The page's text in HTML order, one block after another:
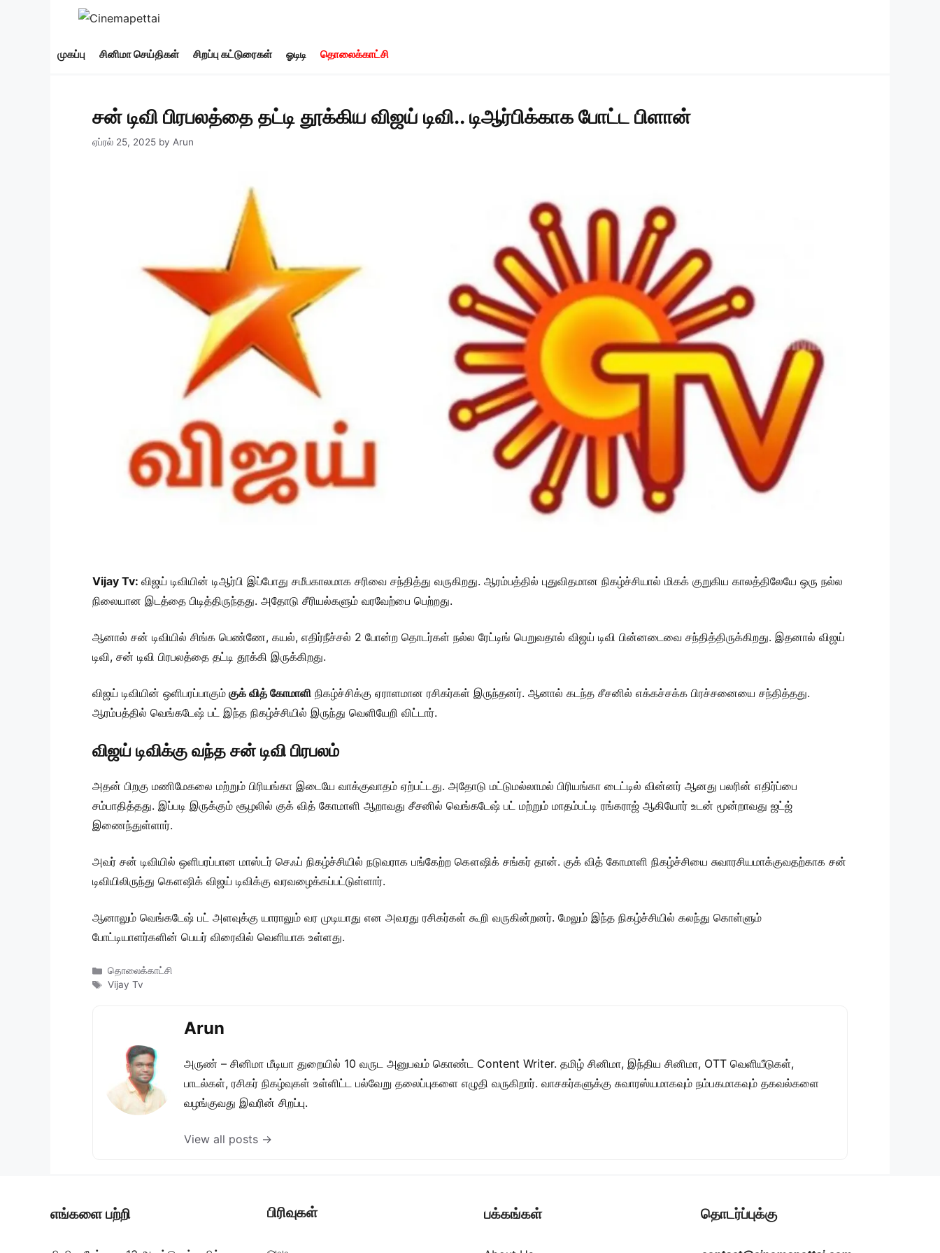
முகப்பு சினிமா செய்திகள் சிறப்பு கட்டுரைகள் ஓடிடி தொலைக்காட்சி
சன் டிவி பிரபலத்தை தட்டி தூக்கிய விஜய் டிவி.. டிஆர்பிக்காக போட்ட பிளான்
ஏப்ரல் 25, 2025 by Arun
Vijay Tv: விஜய் டிவியின் டிஆர்பி இப்போது சமீபகாலமாக சரிவை சந்தித்து வருகிறது. ஆரம்பத்தில் புதுவிதமான நிகழ்ச்சியால் மிகக் குறுகிய காலத்திலேயே ஒரு நல்ல
நிலையான இடத்தை பிடித்திருந்தது. அதோடு சீரியல்களும் வரவேற்பை பெற்றது.
ஆனால் சன் டிவியில் சிங்க பெண்ணே, கயல், எதிர்நீச்சல் 2 போன்ற தொடர்கள் நல்ல ரேட்டிங் பெறுவதால் விஜய் டிவி பின்னடைவை சந்தித்திருக்கிறது. இதனால் விஜய்
டிவி, சன் டிவி பிரபலத்தை தட்டி தூக்கி இருக்கிறது.
விஜய் டிவியின் ஒளிபரப்பாகும் குக் வித் கோமாளி நிகழ்ச்சிக்கு ஏராளமான ரசிகர்கள் இருந்தனர். ஆனால் கடந்த சீசனில் எக்கச்சக்க பிரச்சனையை சந்தித்தது.
ஆரம்பத்தில் வெங்கடேஷ் பட் இந்த நிகழ்ச்சியில் இருந்து வெளியேறி விட்டார்.
விஜய் டிவிக்கு வந்த சன் டிவி பிரபலம்
அதன் பிறகு மணிமேகலை மற்றும் பிரியங்கா இடையே வாக்குவாதம் ஏற்பட்டது. அதோடு மட்டுமல்லாமல் பிரியங்கா டைட்டில் வின்னர் ஆனது பலரின் எதிர்ப்பை
சம்பாதித்தது. இப்படி இருக்கும் சூழலில் குக் வித் கோமாளி ஆறாவது சீசனில் வெங்கடேஷ் பட் மற்றும் மாதம்பட்டி ரங்கராஜ் ஆகியோர் உடன் மூன்றாவது ஜட்ஜ்
இணைந்துள்ளார்.
அவர் சன் டிவியில் ஒளிபரப்பான மாஸ்டர் செஃப் நிகழ்ச்சியில் நடுவராக பங்கேற்ற கௌஷிக் சங்கர் தான். குக் வித் கோமாளி நிகழ்ச்சியை சுவாரசியமாக்குவதற்காக சன்
டிவியிலிருந்து கௌஷிக் விஜய் டிவிக்கு வரவழைக்கப்பட்டுள்ளார்.
ஆனாலும் வெங்கடேஷ் பட் அளவுக்கு யாராலும் வர முடியாது என அவரது ரசிகர்கள் கூறி வருகின்றனர். மேலும் இந்த நிகழ்ச்சியில் கலந்து கொள்ளும்
போட்டியாளர்களின் பெயர் விரைவில் வெளியாக உள்ளது.
Categories
தொலைக்காட்சி
Tags
Vijay Tv
Arun
அருண் – சினிமா மீடியா துறையில் 10 வருட அனுபவம் கொண்ட Content Writer. தமிழ் சினிமா, இந்திய சினிமா, OTT வெளியீடுகள்,
பாடல்கள், ரசிகர் நிகழ்வுகள் உள்ளிட்ட பல்வேறு தலைப்புகளை எழுதி வருகிறார். வாசகர்களுக்கு சுவாரஸ்யமாகவும் நம்பகமாகவும் தகவல்களை
வழங்குவது இவரின் சிறப்பு.
View all posts →
எங்களை பற்றி பிரிவுகள் பக்கங்கள் தொடர்ப்புக்கு